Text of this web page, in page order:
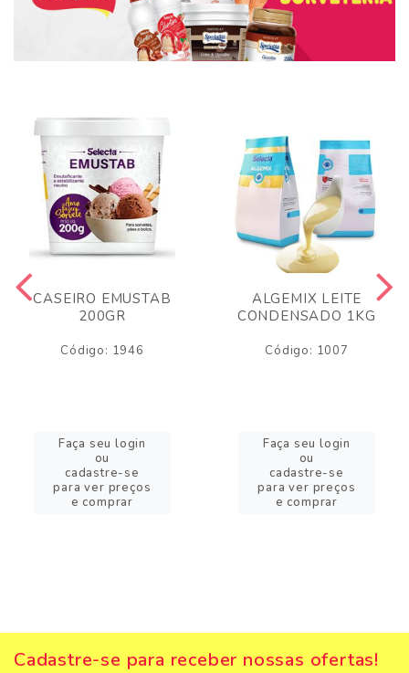
CASEIRO EMUSTAB
200GR
Código: 1946
Faça seu login
ou
cadastre-se
para ver preços
e comprar
ALGEMIX LEITE
CONDENSADO 1KG
Código: 1007
Faça seu login
ou
cadastre-se
para ver preços
e comprar
Cadastre-se para receber nossas ofertas!